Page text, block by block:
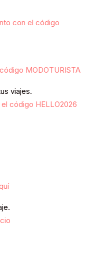
con el código
MODOTURISTA
viajes.
código HELLO2026